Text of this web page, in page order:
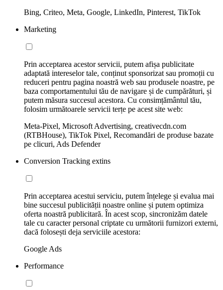
Bing, Criteo, Meta, Google, LinkedIn, Pinterest, TikTok
Marketing
Prin acceptarea acestor servicii, putem afișa publicitate
adaptată intereselor tale, conținut sponsorizat sau promoții cu
reduceri pentru pagina noastră web sau produsele noastre, pe
baza comportamentului tău de navigare și de cumpărături, și
putem măsura succesul acestora. Cu consimțământul tău,
folosim următoarele servicii terțe pe acest site web:
Meta-Pixel, Microsoft Advertising, creativecdn.com
(RTBHouse), TikTok Pixel, Recomandări de produse bazate
pe clicuri, Ads Defender
Conversion Tracking extins
Prin acceptarea acestui serviciu, putem înțelege și evalua mai
bine succesul publicității noastre online și putem optimiza
oferta noastră publicitară. În acest scop, sincronizăm datele
tale cu caracter personal criptate cu următorii furnizori externi,
dacă folosești deja serviciile acestora:
Google Ads
Performance